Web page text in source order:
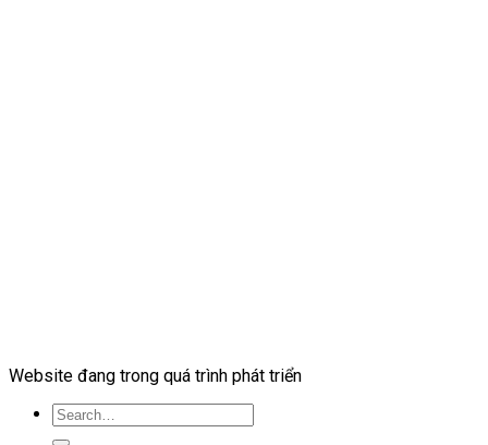
Website đang trong quá trình phát triển